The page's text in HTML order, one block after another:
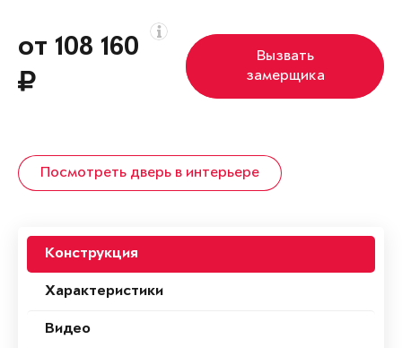
от 108 160
Вызвать
замерщика
Посмотреть дверь в интерьере
Конструкция
Характеристики
Видео